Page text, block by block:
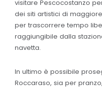
visitare Pescocostanzo
dei siti artistici di
per trascorrere tempo
raggiungibile dalla
navetta.
In ultimo è possibile
Roccaraso, sia per